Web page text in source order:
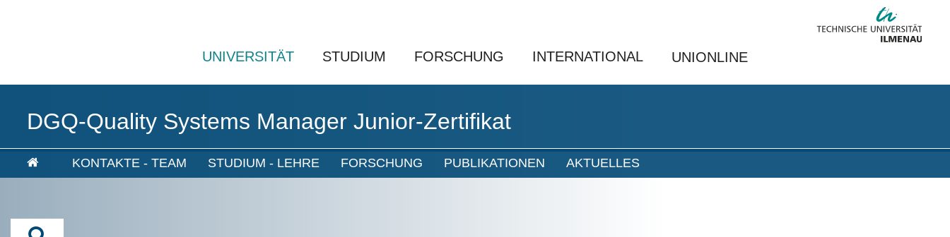
UNIVERSITÄT STUDIUM FORSCHUNG INTERNATIONAL UNIONLINE
DGQ-Quality Systems Manager Junior-Zertifikat
KONTAKTE - TEAM STUDIUM - LEHRE FORSCHUNG PUBLIKATIONEN AKTUELLES